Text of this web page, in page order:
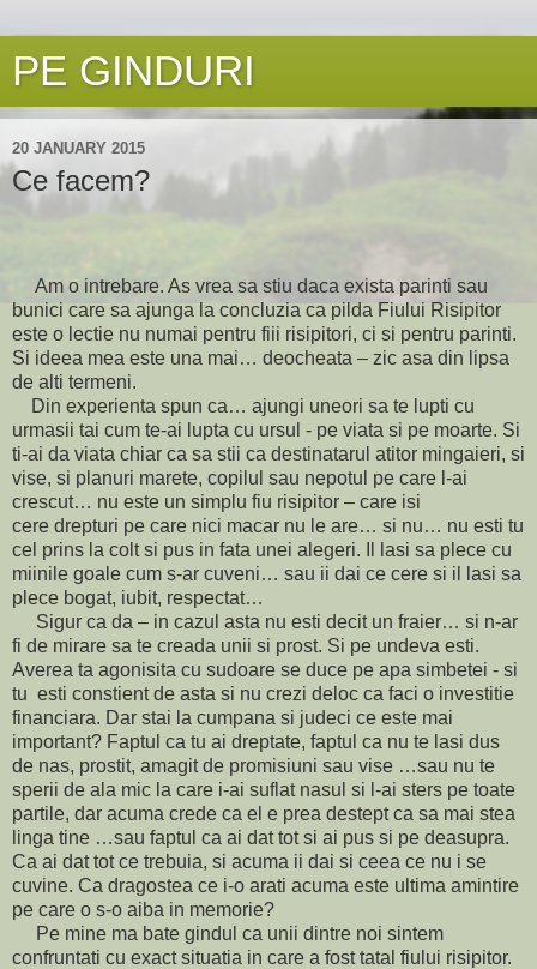
PE GINDURI
20 JANUARY 2015
Ce facem?
Am o intrebare. As vrea sa stiu daca exista parinti sau
bunici care sa ajunga la concluzia ca pilda Fiului Risipitor
este o lectie nu numai pentru fiii risipitori, ci si pentru parinti.
Si ideea mea este una mai… deocheata – zic asa din lipsa
de alti termeni.
Din experienta spun ca… ajungi uneori sa te lupti cu
urmasii tai cum te-ai lupta cu ursul - pe viata si pe moarte. Si
ti-ai da viata chiar ca sa stii ca destinatarul atitor mingaieri, si
vise, si planuri marete, copilul sau nepotul pe care l-ai
crescut… nu este un simplu fiu risipitor – care isi
cere drepturi pe care nici macar nu le are… si nu… nu esti tu
cel prins la colt si pus in fata unei alegeri. Il lasi sa plece cu
miinile goale cum s-ar cuveni… sau ii dai ce cere si il lasi sa
plece bogat, iubit, respectat…
Sigur ca da – in cazul asta nu esti decit un fraier… si n-ar
fi de mirare sa te creada unii si prost. Si pe undeva esti.
Averea ta agonisita cu sudoare se duce pe apa simbetei - si
tu esti constient de asta si nu crezi deloc ca faci o investitie
financiara. Dar stai la cumpana si judeci ce este mai
important? Faptul ca tu ai dreptate, faptul ca nu te lasi dus
de nas, prostit, amagit de promisiuni sau vise …sau nu te
sperii de ala mic la care i-ai suflat nasul si l-ai sters pe toate
partile, dar acuma crede ca el e prea destept ca sa mai stea
linga tine …sau faptul ca ai dat tot si ai pus si pe deasupra.
Ca ai dat tot ce trebuia, si acuma ii dai si ceea ce nu i se
cuvine. Ca dragostea ce i-o arati acuma este ultima amintire
pe care o s-o aiba in memorie?
Pe mine ma bate gindul ca unii dintre noi sintem
confruntati cu exact situatia in care a fost tatal fiului risipitor.